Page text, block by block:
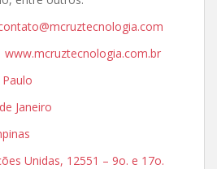
Janeiro
Unidas, 12551 – 9o. e 17o.